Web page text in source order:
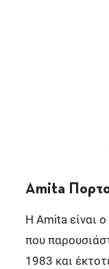
Amita
Η Amita είναι
που
1983 και